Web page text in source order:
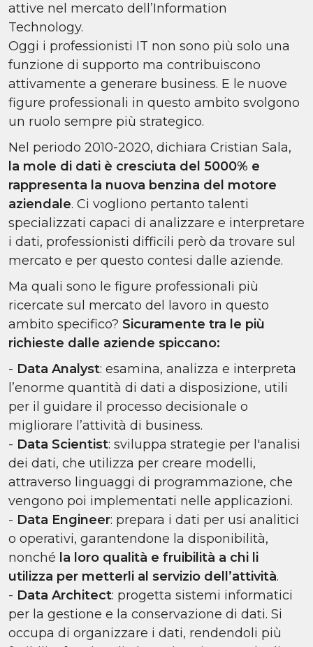
attive nel mercato dell’Information
Technology.
Oggi i professionisti IT non sono più solo una
funzione di supporto ma contribuiscono
attivamente a generare business. E le nuove
figure professionali in questo ambito svolgono
un ruolo sempre più strategico.
Nel periodo 2010-2020, dichiara Cristian Sala,
la mole di dati è cresciuta del 5000% e
rappresenta la nuova benzina del motore
aziendale. Ci vogliono pertanto talenti
specializzati capaci di analizzare e interpretare
i dati, professionisti difficili però da trovare sul
mercato e per questo contesi dalle aziende.
Ma quali sono le figure professionali più
ricercate sul mercato del lavoro in questo
ambito specifico? Sicuramente tra le più
richieste dalle aziende spiccano:
- Data Analyst: esamina, analizza e interpreta
l’enorme quantità di dati a disposizione, utili
per il guidare il processo decisionale o
migliorare l’attività di business.
- Data Scientist: sviluppa strategie per l'analisi
dei dati, che utilizza per creare modelli,
attraverso linguaggi di programmazione, che
vengono poi implementati nelle applicazioni.
- Data Engineer: prepara i dati per usi analitici
o operativi, garantendone la disponibilità,
nonché la loro qualità e fruibilità a chi li
utilizza per metterli al servizio dell’attività.
- Data Architect: progetta sistemi informatici
per la gestione e la conservazione di dati. Si
occupa di organizzare i dati, rendendoli più